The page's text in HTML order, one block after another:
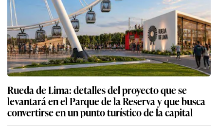
Rueda de Lima: detalles del proyecto que se
levantará en el Parque de la Reserva y que busca
convertirse en un punto turístico de la capital